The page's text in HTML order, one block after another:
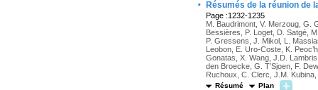
· Résumés de la réunion de
Page :1232-1235
M. Baudrimont, V. Merzoug, G.
Bessières, P. Loget, D. Satgé,
P. Gressens, J. Mikol, L.
Leobon, E. Uro-Coste, K.
Gonatas, X. Wang, J.D.
den Broecke, G. T’Sjoen, F.
Ruchoux, C. Clerc, J.M.
Résumé Plan